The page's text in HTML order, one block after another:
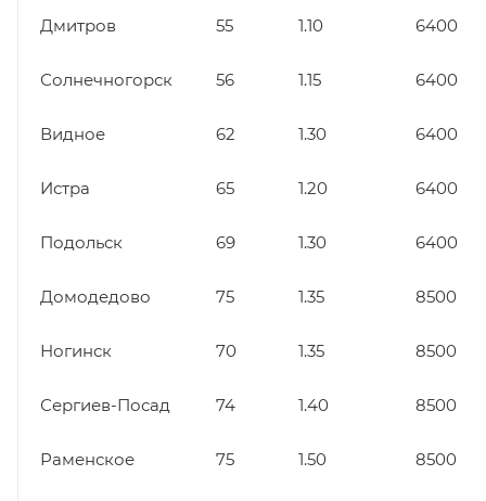
Дмитров 55 1.10 6400
Солнечногорск 56 1.15 6400
Видное 62 1.30 6400
Истра 65 1.20 6400
Подольск 69 1.30 6400
Домодедово 75 1.35 8500
Ногинск 70 1.35 8500
Сергиев-Посад 74 1.40 8500
Раменское 75 1.50 8500